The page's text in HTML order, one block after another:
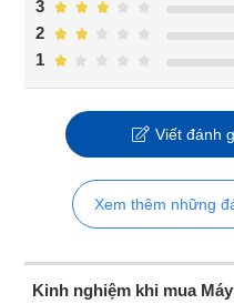
1
2
3
Viết đánh
Xem thêm những
Kinh nghiệm khi mua